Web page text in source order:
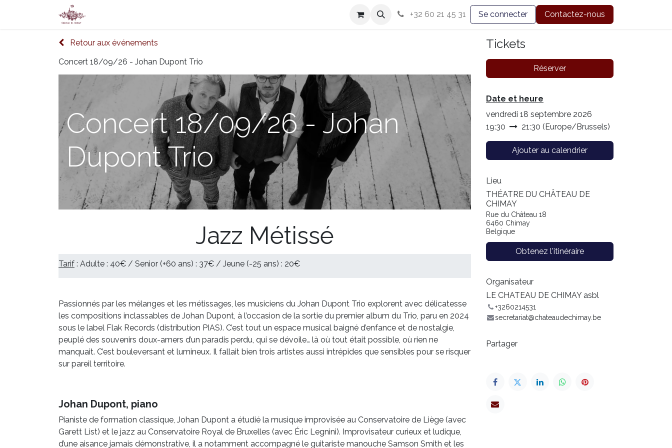
Aide pour réserver +32 60 21 45 31 Se connecter Contactez-nous
Retour aux événements
Concert 18/09/26 - Johan Dupont Trio
Concert 18/09/26 - Johan
Dupont Trio
Jazz Métissé
Tarif : Adulte : 40€ / Senior (+60 ans) : 37€ / Jeune (-25 ans) : 20€
Passionnés par les mélanges et les métissages, les musiciens du Johan Dupont Trio explorent avec délicatesse
les compositions inclassables de Johan Dupont, à l’occasion de la sortie du premier album du Trio, paru en 2024
sous le label Flak Records (distribution PIAS). C’est tout un espace musical baigné d’enfance et de nostalgie,
peuplé des souvenirs doux-amers d’un paradis perdu, qui se dévoile… là où tout était possible, où rien ne
manquait. C’est bouleversant et lumineux. Il fallait bien trois artistes aussi intrépides que sensibles pour se risquer
sur pareil territoire.
Johan Dupont, piano
Pianiste de formation classique, Johan Dupont a étudié la musique improvisée au Conservatoire de Liège (avec
Garett List) et le jazz au Conservatoire Royal de Bruxelles (avec Éric Legnini). Improvisateur curieux et ludique,
d’une aisance jamais démonstrative, il a notamment accompagné le guitariste manouche Samson Smith et les
Tickets
Réserver
Date et heure
vendredi 18 septembre 2026
19:30
21:30 (Europe/Brussels)
Ajouter au calendrier
Lieu
THÉATRE DU CHÂTEAU DE
CHIMAY
Rue du Château 18
6460 Chimay
Belgique
Obtenez l'itinéraire
Organisateur
LE CHATEAU DE CHIMAY asbl
+3260214531
secretariat@chateaudechimay.be
Partager